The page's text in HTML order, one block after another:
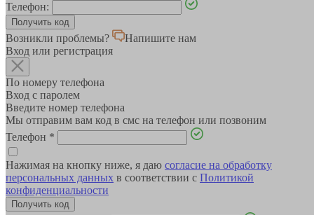
Телефон:
Возникли проблемы?
Напишите нам
Вход или регистрация
По номеру телефона
Вход с паролем
Введите номер телефона
Мы отправим вам код в смс на телефон или позвоним
Телефон *
Нажимая на кнопку ниже, я даю согласие на обработку
персональных данных в соответствии с Политикой
конфиденциальности